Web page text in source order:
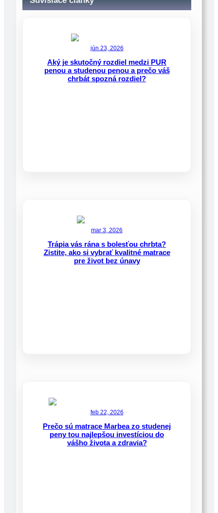
jún 23, 2026
Aký je skutočný rozdiel medzi PUR
penou a studenou penou a prečo váš
chrbát spozná rozdiel?
mar 3, 2026
Trápia vás rána s bolesťou chrbta?
Zistite, ako si vybrať kvalitné matrace
pre život bez únavy
feb 22, 2026
Prečo sú matrace Marbea zo studenej
peny tou najlepšou investíciou do
vášho života a zdravia?